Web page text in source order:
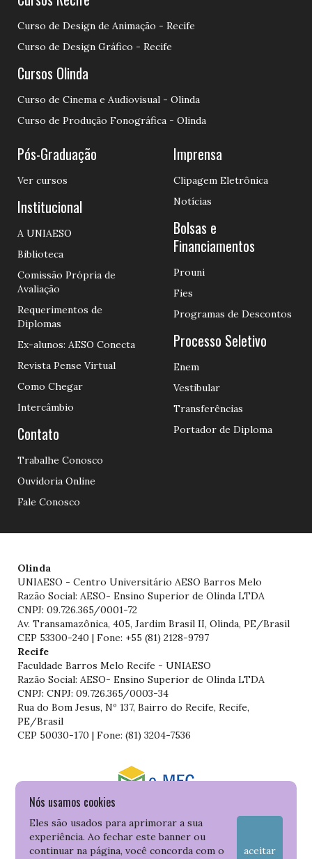
Nós usamos cookies
Eles são usados para aprimorar a sua
experiência. Ao fechar este banner ou
continuar na página, você concorda com o
aceitar
Curso de Design de Animação - Recife
Curso de Design Gráfico - Recife
Cursos Olinda
Curso de Cinema e Audiovisual - Olinda
Curso de Produção Fonográfica - Olinda
Pós-Graduação
Ver cursos
Institucional
A UNIAESO
Biblioteca
Comissão Própria de
Avaliação
Requerimentos de
Diplomas
Ex-alunos: AESO Conecta
Revista Pense Virtual
Como Chegar
Intercâmbio
Contato
Trabalhe Conosco
Ouvidoria Online
Fale Conosco
Imprensa
Clipagem Eletrônica
Notícias
Bolsas e
Financiamentos
Prouni
Fies
Programas de Descontos
Processo Seletivo
Enem
Vestibular
Transferências
Portador de Diploma
Olinda
UNIAESO - Centro Universitário AESO Barros Melo
Razão Social: AESO- Ensino Superior de Olinda LTDA
CNPJ: 09.726.365/0001-72
Av. Transamazônica, 405, Jardim Brasil II, Olinda, PE/Brasil
CEP 53300-240 | Fone: +55 (81) 2128-9797
Recife
Faculdade Barros Melo Recife - UNIAESO
Razão Social: AESO- Ensino Superior de Olinda LTDA
CNPJ: CNPJ: 09.726.365/0003-34
Rua do Bom Jesus, Nº 137, Bairro do Recife, Recife,
PE/Brasil
CEP 50030-170 | Fone: (81) 3204-7536
Consulte o cadastro da Instituição no Sistema do e-MEC